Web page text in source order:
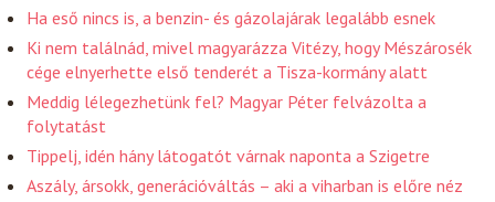
Ha eső nincs is, a benzin- és gázolajárak legalább esnek
Ki nem találnád, mivel magyarázza Vitézy, hogy Mészárosék
cége elnyerhette első tenderét a Tisza-kormány alatt
Meddig lélegezhetünk fel? Magyar Péter felvázolta a
folytatást
Tippelj, idén hány látogatót várnak naponta a Szigetre
Aszály, ársokk, generációváltás – aki a viharban is előre néz